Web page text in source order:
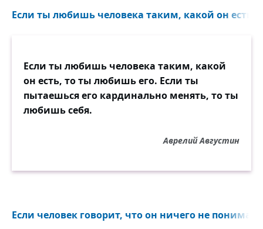
Если ты любишь человека таким, какой он есть,
Если ты любишь человека таким, какой
он есть, то ты любишь его. Если ты
пытаешься его кардинально менять, то ты
любишь себя.
Аврелий Августин
Если человек говорит, что он ничего не